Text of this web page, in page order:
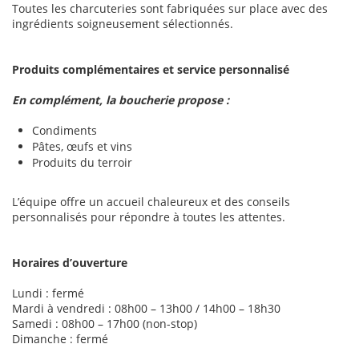
Toutes les charcuteries sont fabriquées sur place avec des
ingrédients soigneusement sélectionnés.
Produits complémentaires et service personnalisé
En complément, la boucherie propose :
Condiments
Pâtes, œufs et vins
Produits du terroir
L’équipe offre un accueil chaleureux et des conseils
personnalisés pour répondre à toutes les attentes.
Horaires d’ouverture
Lundi : fermé
Mardi à vendredi : 08h00 – 13h00 / 14h00 – 18h30
Samedi : 08h00 – 17h00 (non-stop)
Dimanche : fermé